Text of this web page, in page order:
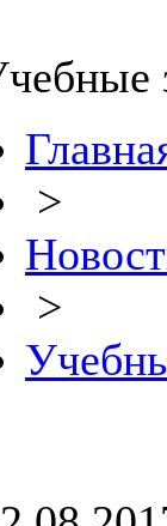
>
>